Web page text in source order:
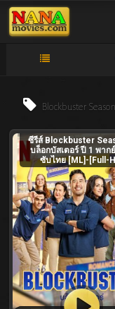
Blockbuster
ซีรีส์ Blockbuster
บล็อกบัสเตอร์ ปี 1 พาก
ซับไทย [ML]-[Full-